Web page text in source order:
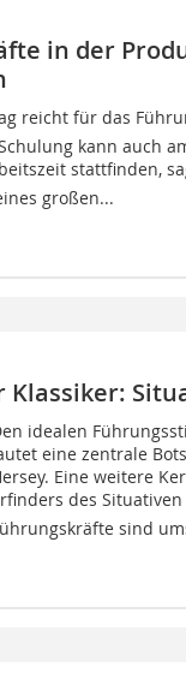
in der
reicht für das
kann auch
stattfinden,
großen...
Klassiker:
idealen
eine zentrale
Eine weitere
des
sind